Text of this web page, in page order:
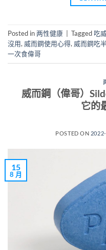
Posted in两性健康 Tagged 吃
沒用, 威而鋼使用心得, 威而鋼吃
一次食偉哥
威而鋼（偉哥）
它的
POSTED ON
15
8 月